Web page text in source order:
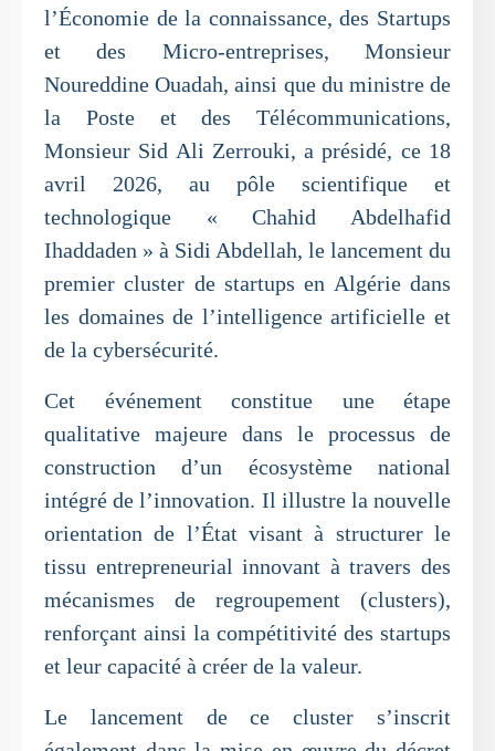
l’Économie de la connaissance, des Startups
et des Micro-entreprises, Monsieur
Noureddine Ouadah, ainsi que du ministre de
la Poste et des Télécommunications,
Monsieur Sid Ali Zerrouki, a présidé, ce 18
avril 2026, au pôle scientifique et
technologique « Chahid Abdelhafid
Ihaddaden » à Sidi Abdellah, le lancement du
premier cluster de startups en Algérie dans
les domaines de l’intelligence artificielle et
de la cybersécurité.
Cet événement constitue une étape
qualitative majeure dans le processus de
construction d’un écosystème national
intégré de l’innovation. Il illustre la nouvelle
orientation de l’État visant à structurer le
tissu entrepreneurial innovant à travers des
mécanismes de regroupement (clusters),
renforçant ainsi la compétitivité des startups
et leur capacité à créer de la valeur.
Le lancement de ce cluster s’inscrit